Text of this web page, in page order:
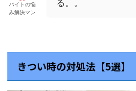
バイトの悩
み解決マン
る。。
きつい時の対処法【5選】